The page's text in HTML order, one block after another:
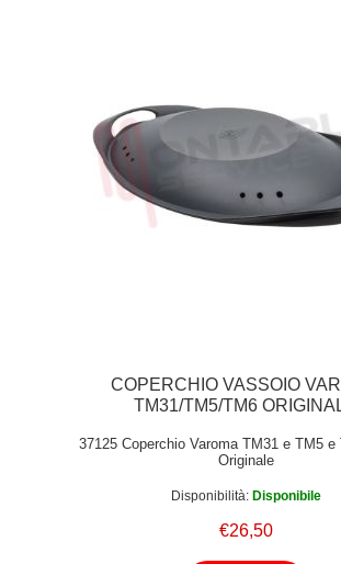
COPERCHIO VASSOIO
TM31/TM5/TM6
37125 Coperchio Varoma TM31 e TM5
Originale
Disponibilità: Disponibile
€26,50